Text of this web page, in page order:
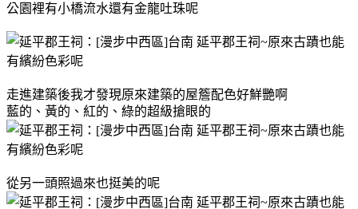
公園裡有小橋流水還有金龍吐珠呢
走進建築後我才發現原來建築的屋簷配色好鮮艷啊
藍的、黃的、紅的、綠的超級搶眼的
從另一頭照過來也挺美的呢